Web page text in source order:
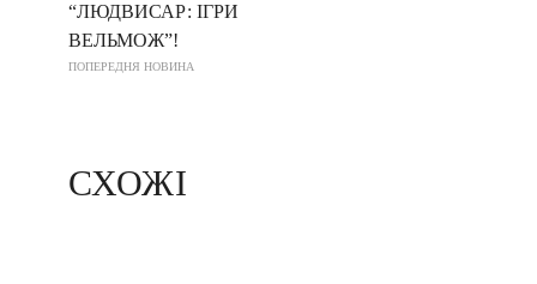
“ЛЮДВИСАР: ІГРИ
ВЕЛЬМОЖ”!
ПОПЕРЕДНЯ НОВИНА
СХОЖІ